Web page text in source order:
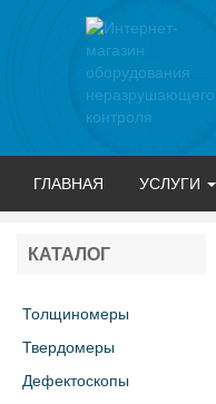
ГЛАВНАЯ УСЛУГИ
КАТАЛОГ
Толщиномеры
Твердомеры
Дефектоскопы